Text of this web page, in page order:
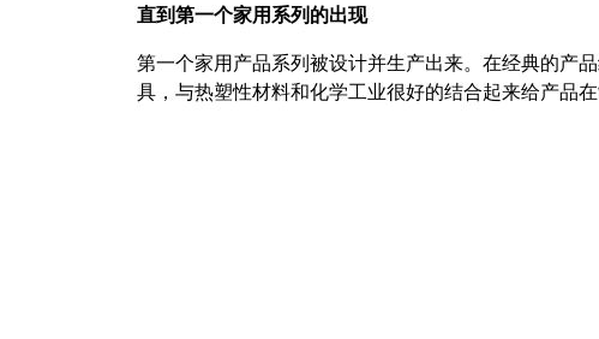
直到第一个家用系列的出现
第一个家用产品系列被设计并生产出来。在经典的产
具，与热塑性材料和化学工业很好的结合起来给产品